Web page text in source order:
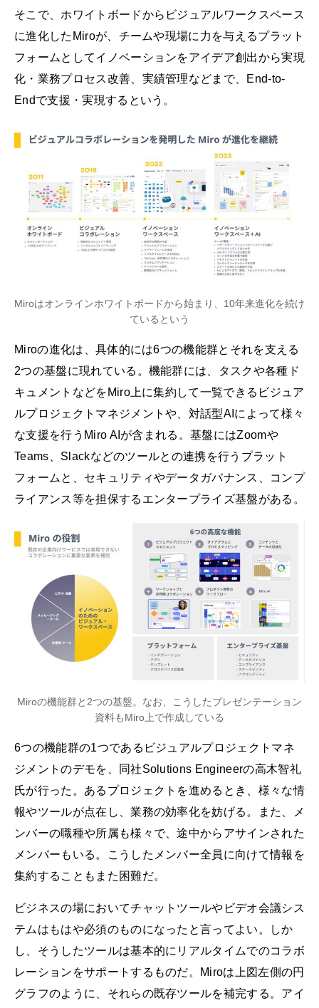
そこで、ホワイトボードからビジュアルワークスペース
に進化したMiroが、チームや現場に力を与えるプラット
フォームとしてイノベーションをアイデア創出から実現
化・業務プロセス改善、実績管理などまで、End-to-
Endで支援・実現するという。
Miroはオンラインホワイトボードから始まり、10年来進化を続け
ているという
Miroの進化は、具体的には6つの機能群とそれを支える
2つの基盤に現れている。機能群には、タスクや各種ド
キュメントなどをMiro上に集約して一覧できるビジュア
ルプロジェクトマネジメントや、対話型AIによって様々
な支援を行うMiro AIが含まれる。基盤にはZoomや
Teams、Slackなどのツールとの連携を行うプラット
フォームと、セキュリティやデータガバナンス、コンプ
ライアンス等を担保するエンタープライズ基盤がある。
Miroの機能群と2つの基盤。なお、こうしたプレゼンテーション
資料もMiro上で作成している
6つの機能群の1つであるビジュアルプロジェクトマネ
ジメントのデモを、同社Solutions Engineerの高木智礼
氏が行った。あるプロジェクトを進めるとき、様々な情
報やツールが点在し、業務の効率化を妨げる。また、メ
ンバーの職種や所属も様々で、途中からアサインされた
メンバーもいる。こうしたメンバー全員に向けて情報を
集約することもまた困難だ。
ビジネスの場においてチャットツールやビデオ会議シス
テムはもはや必須のものになったと言ってよい。しか
し、そうしたツールは基本的にリアルタイムでのコラボ
レーションをサポートするものだ。Miroは上図左側の円
グラフのように、それらの既存ツールを補完する。アイ